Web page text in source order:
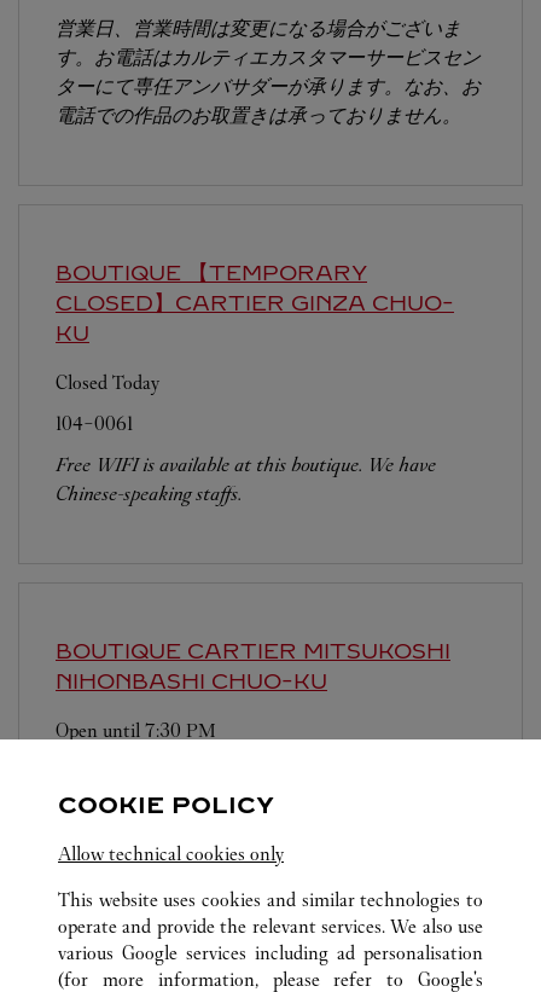
営業日、営業時間は変更になる場合がございま
す。お電話はカルティエカスタマーサービスセン
ターにて専任アンバサダーが承ります。なお、お
電話での作品のお取置きは承っておりません。
BOUTIQUE 【TEMPORARY
CLOSED】CARTIER GINZA CHUO-
KU
Closed Today
104-0061
Free WIFI is available at this boutique. We have
Chinese-speaking staffs.
BOUTIQUE CARTIER MITSUKOSHI
NIHONBASHI CHUO-KU
Open until 7:30 PM
営業時間は変更になる場合がございます。
COOKIE POLICY
Allow technical cookies only
This website uses cookies and similar technologies to
operate and provide the relevant services. We also use
various Google services including ad personalisation
(for more information, please refer to Google's